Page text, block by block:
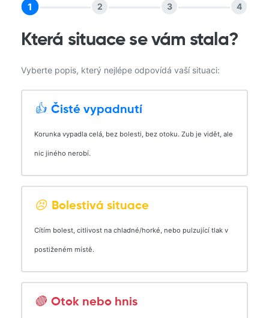
1 2 3 4
Která situace se vám stala?
Vyberte popis, který nejlépe odpovídá vaší situaci:
👍 Čisté vypadnutí
Korunka vypadla celá, bez bolesti, bez otoku. Zub je vidět, ale
nic jiného nerobí.
😣 Bolestivá situace
Cítím bolest, citlivost na chladné/horké, nebo pulzující tlak v
postiženém místě.
🔴 Otok nebo hnis